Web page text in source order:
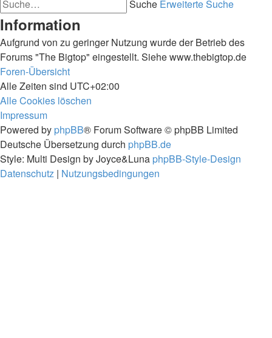
Suche Erweiterte Suche
Information
Aufgrund von zu geringer Nutzung wurde der Betrieb des
Forums "The Bigtop" eingestellt. Siehe www.thebigtop.de
Foren-Übersicht
Alle Zeiten sind UTC+02:00
Alle Cookies löschen
Impressum
Powered by phpBB® Forum Software © phpBB Limited
Deutsche Übersetzung durch phpBB.de
Style: Multi Design by Joyce&Luna phpBB-Style-Design
Datenschutz | Nutzungsbedingungen